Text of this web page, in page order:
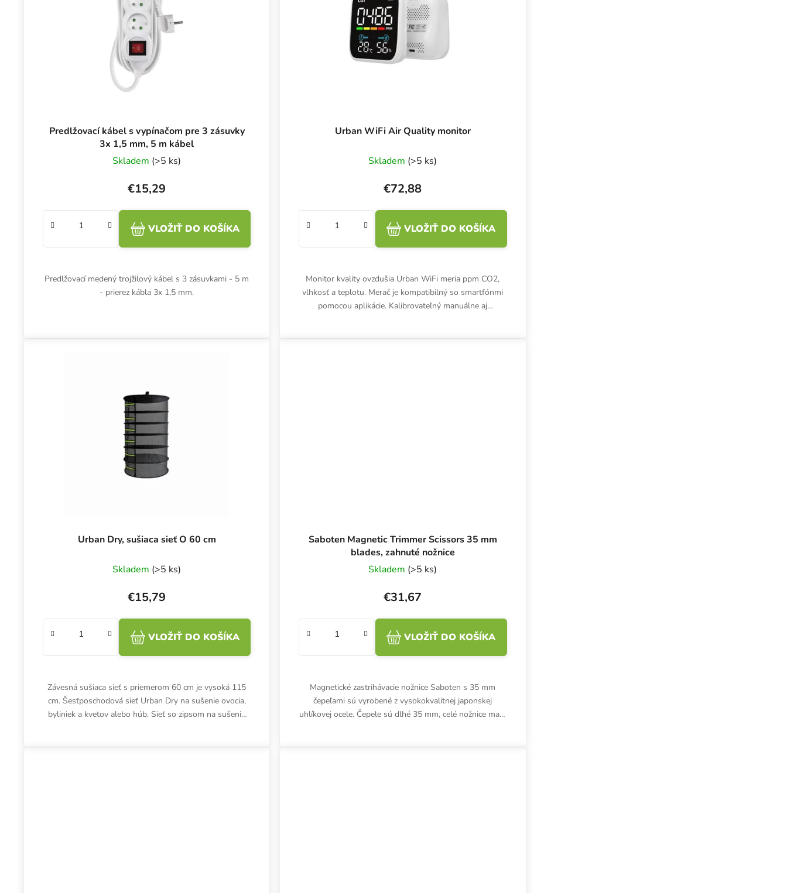
Predlžovací kábel s vypínačom pre 3 zásuvky
3x 1,5 mm, 5 m kábel
Skladem (>5 ks)
€15,29
VLOŽIŤ DO KOŠÍKA
Predlžovací medený trojžilový kábel s 3 zásuvkami - 5 m
- prierez kábla 3x 1,5 mm.
Urban WiFi Air Quality monitor
Skladem (>5 ks)
€72,88
VLOŽIŤ DO KOŠÍKA
Monitor kvality ovzdušia Urban WiFi meria ppm CO2,
vlhkosť a teplotu. Merač je kompatibilný so smartfónmi
pomocou aplikácie. Kalibrovateľný manuálne aj
Urban Dry, sušiaca sieť O 60 cm
Skladem (>5 ks)
€15,79
VLOŽIŤ DO KOŠÍKA
Závesná sušiaca sieť s priemerom 60 cm je vysoká 115
cm. Šesťposchodová sieť Urban Dry na sušenie ovocia,
byliniek a kvetov alebo húb. Sieť so zipsom na sušenie
Saboten Magnetic Trimmer Scissors 35 mm
blades, zahnuté nožnice
Skladem (>5 ks)
€31,67
VLOŽIŤ DO KOŠÍKA
Magnetické zastrihávacie nožnice Saboten s 35 mm
čepeľami sú vyrobené z vysokokvalitnej japonskej
uhlíkovej ocele. Čepele sú dlhé 35 mm, celé nožnice majú